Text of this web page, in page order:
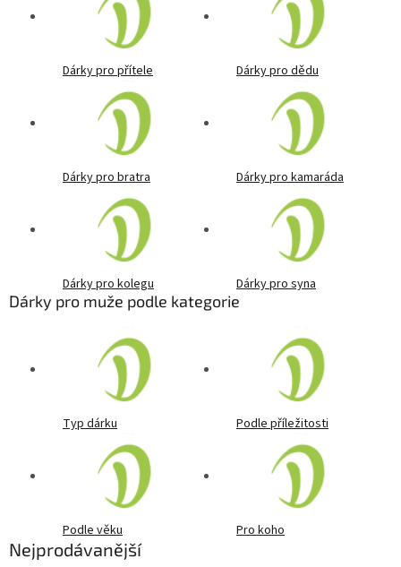
Dárky pro přítele Dárky pro dědu
Dárky pro bratra Dárky pro kamaráda
Dárky pro kolegu Dárky pro syna
Dárky pro muže podle kategorie
Typ dárku Podle příležitosti
Podle věku Pro koho
Nejprodávanější